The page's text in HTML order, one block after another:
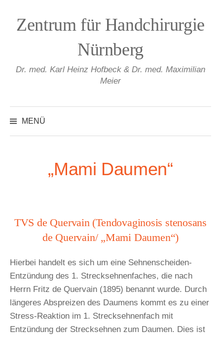
zum
Inhalt
Zentrum für Handchirurgie
Nürnberg
Dr. med. Karl Heinz Hofbeck & Dr. med. Maximilian
Meier
MENÜ
„Mami Daumen“
TVS de Quervain (Tendovaginosis stenosans
de Quervain/ „Mami Daumen“)
Hierbei handelt es sich um eine Sehnenscheiden-
Entzündung des 1. Strecksehnenfaches, die nach
Herrn Fritz de Quervain (1895) benannt wurde. Durch
längeres Abspreizen des Daumens kommt es zu einer
Stress-Reaktion im 1. Strecksehnenfach mit
Entzündung der Strecksehnen zum Daumen. Dies ist